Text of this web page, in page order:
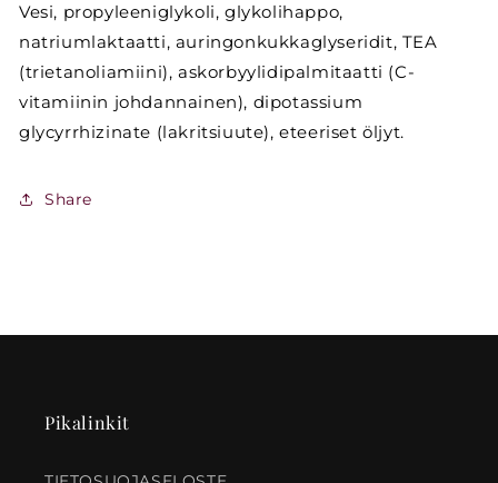
Vesi, propyleeniglykoli, glykolihappo,
natriumlaktaatti, auringonkukkaglyseridit, TEA
(trietanoliamiini), askorbyylidipalmitaatti (C-
vitamiinin johdannainen), dipotassium
glycyrrhizinate (lakritsiuute), eteeriset öljyt.
Share
Pikalinkit